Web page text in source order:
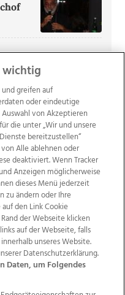
Kontakt
Jobs
AGB Anzeigekunden
Politische Werbung
wichtig
greifen auf
oder eindeutige
von Akzeptieren
die unter „Wir und unsere
bereitzustellen“
Alle ablehnen oder
deaktiviert. Wenn Tracker
Anzeigen möglicherweise
dieses Menü jederzeit
zu ändern oder Ihre
den Link Cookie
der Webseite klicken
auf der Webseite, falls
unseres Website.
Datenschutzerklärung.
Daten, um Folgendes